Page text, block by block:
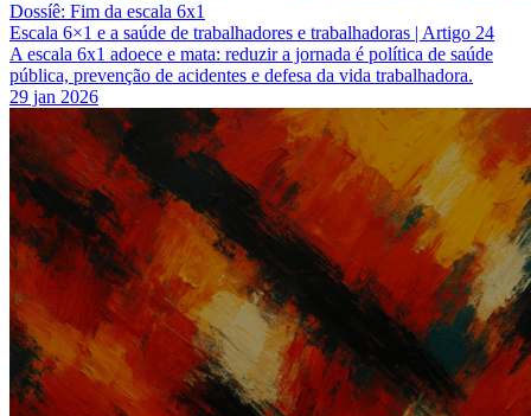
Dossíê: Fim da escala 6x1
Escala 6×1 e a saúde de trabalhadores e trabalhadoras | Artigo 24
A escala 6x1 adoece e mata: reduzir a jornada é política de saúde
pública, prevenção de acidentes e defesa da vida trabalhadora.
29 jan 2026